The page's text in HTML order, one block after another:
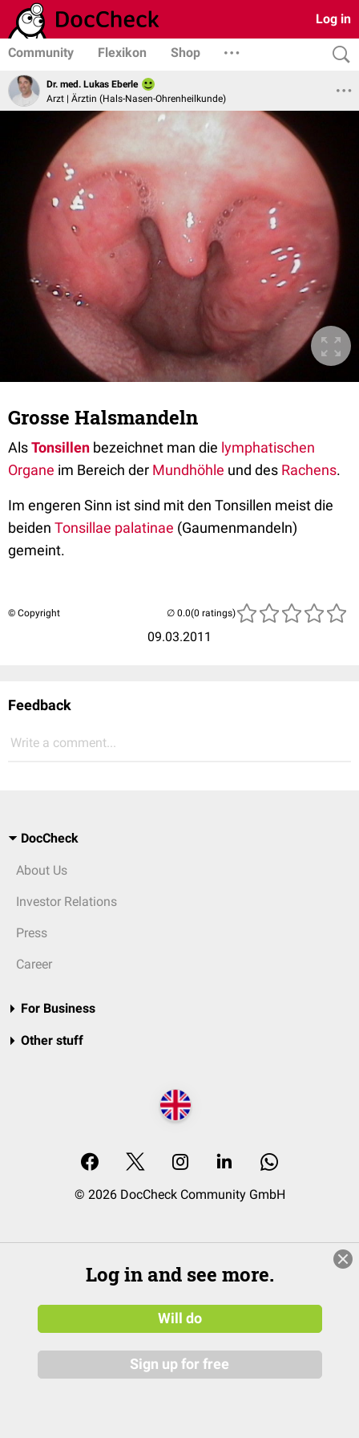
Log in
Community Flexikon Shop
Dr. med. Lukas Eberle
Arzt | Ärztin (Hals-Nasen-Ohrenheilkunde)
Grosse Halsmandeln
AlsTonsillen bezeichnet man die lymphatischen
Organe im Bereich der Mundhöhle und des Rachens.
Im engeren Sinn ist sind mit den Tonsillen meist die
beiden Tonsillae palatinae (Gaumenmandeln)
gemeint.
© Copyright
09.03.2011
(0 ratings)
Feedback
Write a comment...
DocCheck
About Us
Investor Relations
Press
Career
For Business
Other stuff
© 2026 DocCheck Community GmbH
Log in and see more.
Will do
Sign up for free